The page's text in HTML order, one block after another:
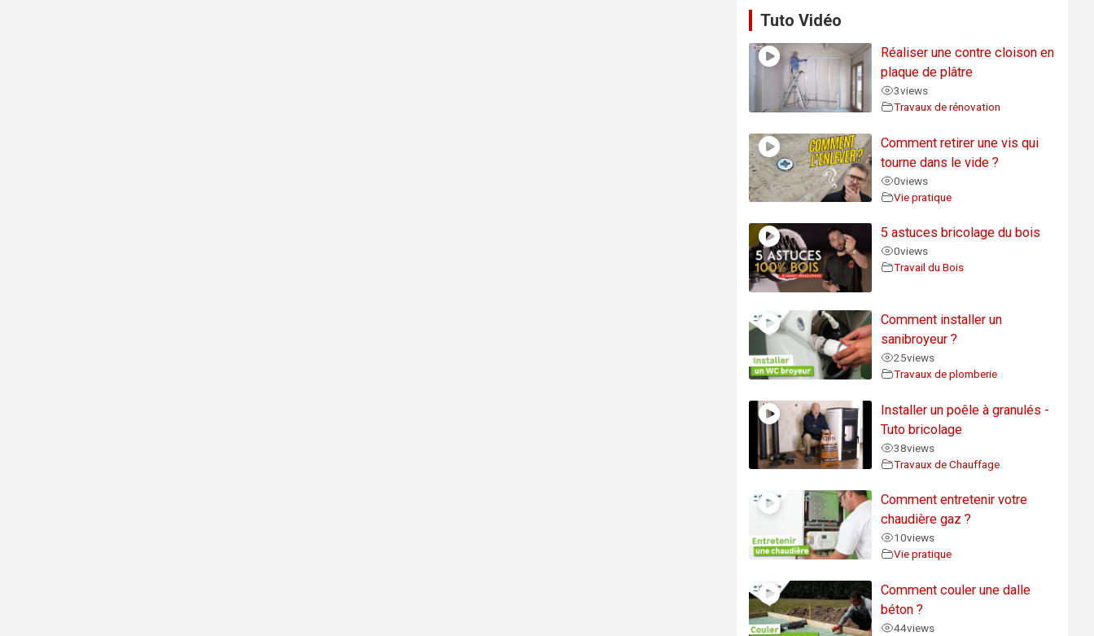
Tuto Vidéo
Réaliser une contre cloison en
plaque de plâtre
3views
Travaux de rénovation
Comment retirer une vis qui
tourne dans le vide ?
0views
Vie pratique
5 astuces bricolage du bois
0views
Travail du Bois
Comment installer un
sanibroyeur ?
25views
Travaux de plomberie
Installer un poêle à granulés -
Tuto bricolage
38views
Travaux de Chauffage
Comment entretenir votre
chaudière gaz ?
10views
Vie pratique
Comment couler une dalle
béton ?
44views